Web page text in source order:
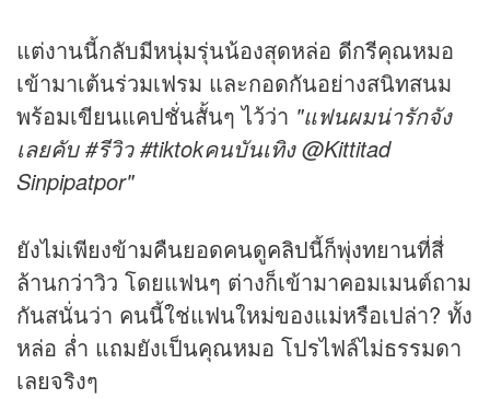
แต่งานนี้กลับมีหนุ่มรุ่นน้องสุดหล่อ ดีกรีคุณหมอ
เข้ามาเต้นร่วมเฟรม และกอดกันอย่างสนิทสนม
พร้อมเขียนแคปชั่นสั้นๆ ไว้ว่า "แฟนผมน่ารักจัง
เลยคับ #รีวิว #tiktokคนบันเทิง @Kittitad
Sinpipatpor"
ยังไม่เพียงข้ามคืนยอดคนดูคลิปนี้ก็พุ่งทยานที่สี่
ล้านกว่าวิว โดยแฟนๆ ต่างก็เข้ามาคอมเมนต์ถาม
กันสนั่นว่า คนนี้ใช่แฟนใหม่ของแม่หรือเปล่า? ทั้ง
หล่อ ล่ำ แถมยังเป็นคุณหมอ โปรไฟล์ไม่ธรรมดา
เลยจริงๆ